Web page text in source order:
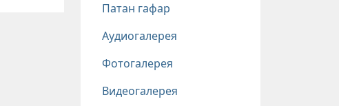
Патан гафар
Аудиогалерея
Фотогалерея
Видеогалерея